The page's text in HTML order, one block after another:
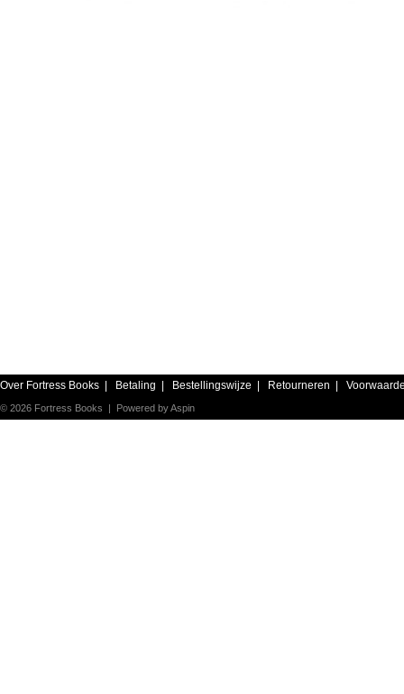
Over Fortress Books Betaling Bestellingswijze Retourneren
© 2026 Fortress Books | Powered byAspin